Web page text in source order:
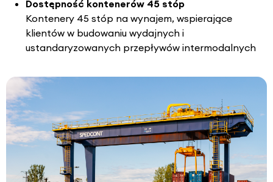
Dostępność kontenerów 45 stóp
Kontenery 45 stóp na wynajem, wspierające
klientów w budowaniu wydajnych i
ustandaryzowanych przepływów intermodalnych